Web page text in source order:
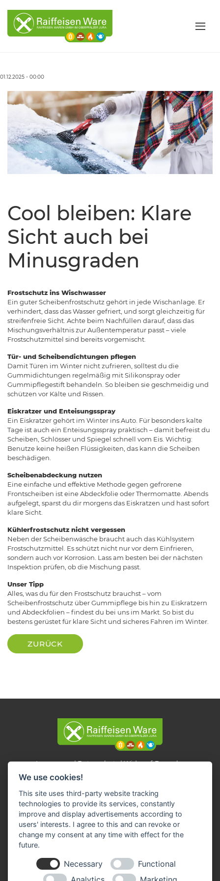
01.12.2025 - 00:00
Cool bleiben: Klare
Sicht auch bei
Minusgraden
Frostschutz ins Wischwasser
Ein guter Scheibenfrostschutz gehört in jede Wischanlage. Er
verhindert, dass das Wasser gefriert, und sorgt gleichzeitig für
streifenfreie Sicht. Achte beim Nachfüllen darauf, dass das
Mischungsverhältnis zur Außentemperatur passt – viele
Frostschutzmittel sind bereits vorgemischt.
Tür- und Scheibendichtungen pflegen
Damit Türen im Winter nicht zufrieren, solltest du die
Gummidichtungen regelmäßig mit Silikonspray oder
Gummipflegestift behandeln. So bleiben sie geschmeidig und
schützen vor Kälte und Rissen.
Eiskratzer und Enteisungsspray
Ein Eiskratzer gehört im Winter ins Auto. Für besonders kalte
Tage ist auch ein Enteisungsspray praktisch – damit befreist du
Scheiben, Schlösser und Spiegel schnell vom Eis. Wichtig:
Benutze keine heißen Flüssigkeiten, das kann die Scheiben
beschädigen.
Scheibenabdeckung nutzen
Eine einfache und effektive Methode gegen gefrorene
Frontscheiben ist eine Abdeckfolie oder Thermomatte. Abends
aufgelegt, sparst du dir morgens das Eiskratzen und hast sofort
klare Sicht.
Kühlerfrostschutz nicht vergessen
Neben der Scheibenwäsche braucht auch das Kühlsystem
Frostschutzmittel. Es schützt nicht nur vor dem Einfrieren,
sondern auch vor Korrosion. Lass am besten bei der nächsten
Inspektion prüfen, ob die Mischung passt.
Unser Tipp
Alles, was du für den Frostschutz brauchst – vom
Scheibenfrostschutz über Gummipflege bis hin zu Eiskratzern
und Abdeckfolien – findest du bei uns im Markt. So bist du
bestens gerüstet für klare Sicht und sicheres Fahren im Winter.
ZURÜCK
Impressum Datenschutz Widerruf-Formular
Cookie-Einstellungen ändern
Raiffeisen Waren GmbH im Oberpfälzer Jura
Auf der Höh 1
93176 Beratzhausen
E-Mail:info(at)rb-lagerhaus.de
We use cookies!
This site uses third-party website tracking
technologies to provide its services, constantly
improve and display advertisements according to
users' interests. I agree to this and can revoke or
change my consent at any time with effect for the
future.
Necessary
Functional